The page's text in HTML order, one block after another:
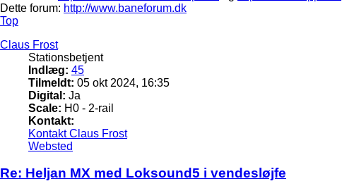
Dette forum: http://www.baneforum.dk
Top
Claus Frost
Stationsbetjent
Indlæg: 45
Tilmeldt: 05 okt 2024, 16:35
Digital: Ja
Scale: H0 - 2-rail
Kontakt:
Kontakt Claus Frost
Websted
Re: Heljan MX med Loksound5 i vendesløjfe